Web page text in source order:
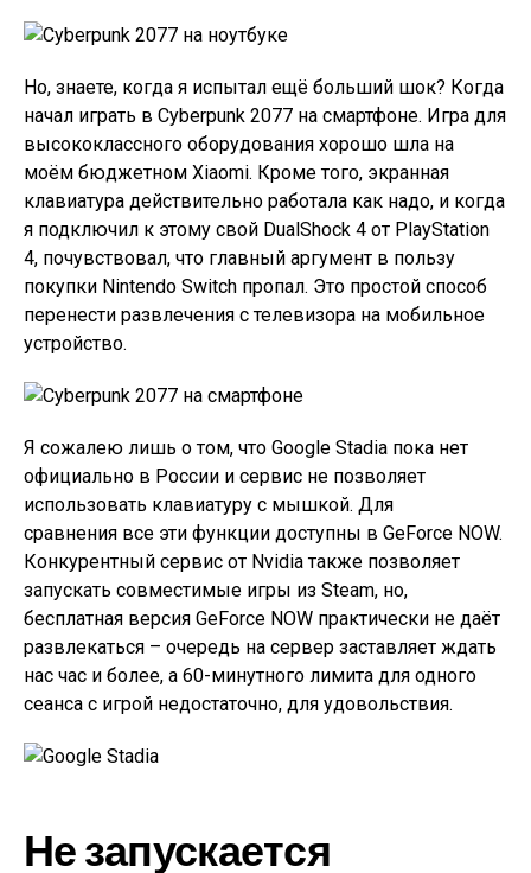
Но, знаете, когда я испытал ещё больший шок? Когда
начал играть в Cyberpunk 2077 на смартфоне. Игра для
высококлассного оборудования хорошо шла на
моём бюджетном Xiaomi. Кроме того, экранная
клавиатура действительно работала как надо, и когда
я подключил к этому свой DualShock 4 от PlayStation
4, почувствовал, что главный аргумент в пользу
покупки Nintendo Switch пропал. Это простой способ
перенести развлечения с телевизора на мобильное
устройство.
Я сожалею лишь о том, что Google Stadia пока нет
официально в России и сервис не позволяет
использовать клавиатуру с мышкой. Для
сравнения все эти функции доступны в GeForce NOW.
Конкурентный сервис от Nvidia также позволяет
запускать совместимые игры из Steam, но,
бесплатная версия GeForce NOW практически не даёт
развлекаться – очередь на сервер заставляет ждать
нас час и более, а 60-минутного лимита для одного
сеанса с игрой недостаточно, для удовольствия.
Не запускается